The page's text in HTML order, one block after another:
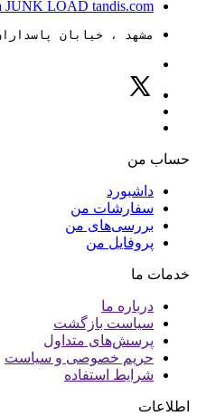
JUNK LOAD tandis.com
مشهد ، خیابان پاسداران، بین
حساب من
داشبورد
سفارشات من
بررسی‌های من
پروفایل من
خدمات ما
درباره ما
سیاست بازگشت
پرسش‌های متداول
حریم خصوصی و سیاست
شرایط استفاده
اطلاعات